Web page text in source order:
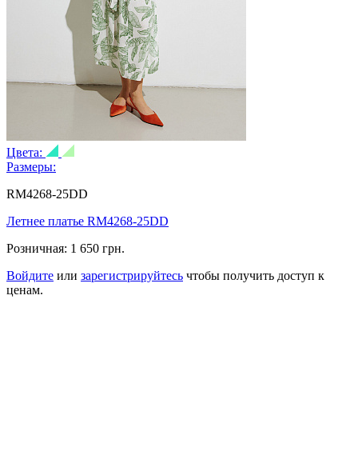
Цвета:
Размеры:
RM4268-25DD
Летнее платье RM4268-25DD
Розничная: 1 650 грн.
Войдите или зарегистрируйтесь чтобы получить доступ к
ценам.